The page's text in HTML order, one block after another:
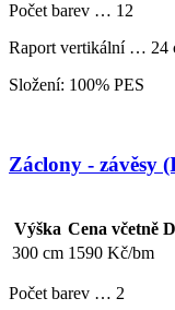
Počet barev … 12
Raport vertikální … 24
Složení: 100% PES
Záclony - závěsy
Výška Cena včetně
300 cm 1590 Kč/bm
Počet barev … 2